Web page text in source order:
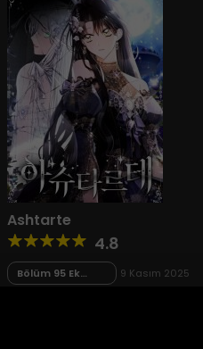
Ashtarte
4.8
Bölüm 95 Ek
Bölüm 10 - Final
9 Kasım 2025